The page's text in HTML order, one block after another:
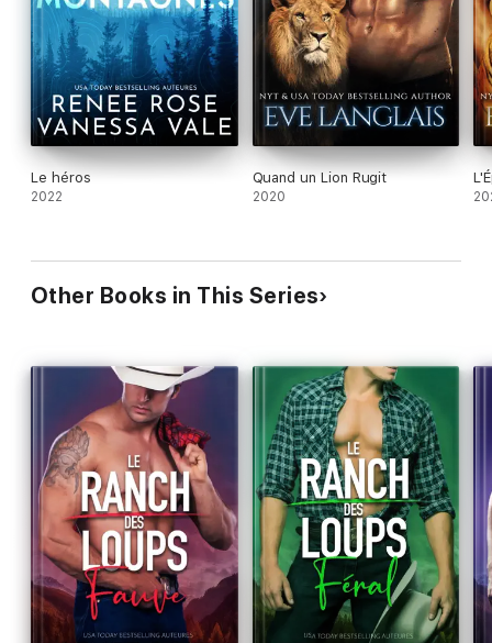
Le héros
2022
Quand un Lion Rugit
2020
Other Books in This Series